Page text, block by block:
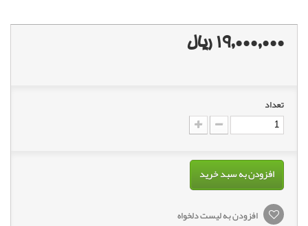
19,000,000 ریال
تعداد
افزودن به سبد خرید
افزودن به لیست دلخواه